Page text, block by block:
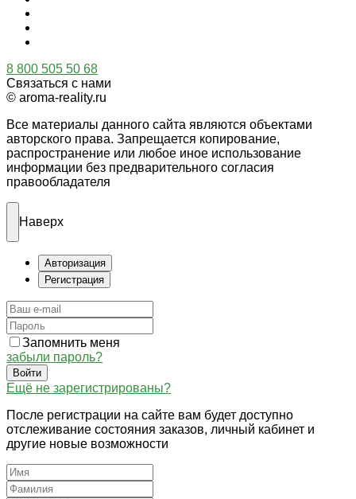
8 800 505 50 68
Связаться с нами
© aroma-reality.ru
Все материалы данного сайта являются объектами
авторского права. Запрещается копирование,
распространение или любое иное использование
информации без предварительного согласия
правообладателя
Наверх
Авторизация
Регистрация
Запомнить меня
забыли пароль?
Войти
Ещё не зарегистрированы?
После регистрации на сайте вам будет доступно
отслеживание состояния заказов, личный кабинет и
другие новые возможности